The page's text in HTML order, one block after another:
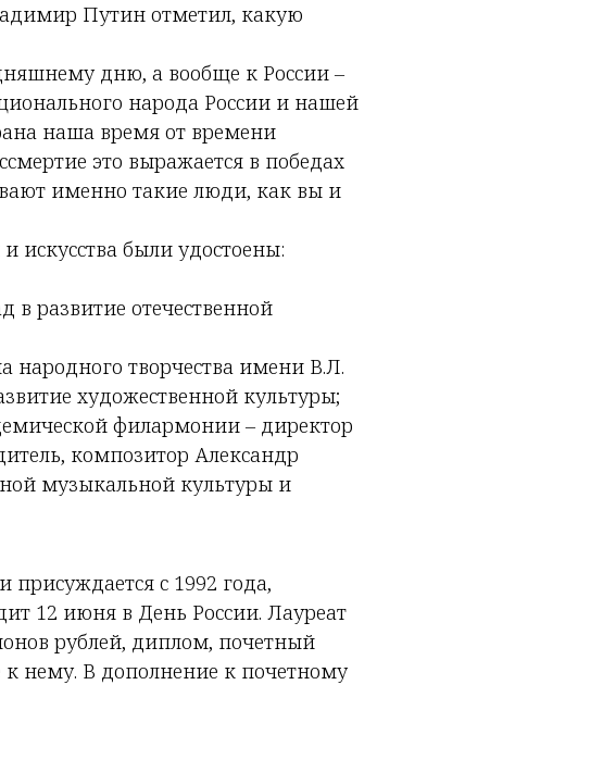
Путин отметил, какую
дню, а вообще к России –
народа России и нашей
наша время от времени
это выражается в победах
именно такие люди, как вы и
искусства были удостоены:
развитие отечественной
народного творчества имени В.Л.
художественной культуры;
филармонии – директор
композитор Александр
музыкальной культуры и
с 1992 года,
12 июня в День России. Лауреат
рублей, диплом, почетный
к нему. В дополнение к почетному